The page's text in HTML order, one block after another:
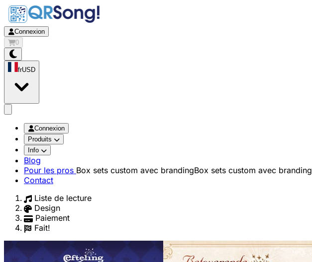
Connexion
0
frUSD
Connexion
Produits
Info
Blog
Pour les pros Box sets custom avec brandingBox sets custom avec branding
Contact
Liste de lecture
Design
Paiement
Fait!